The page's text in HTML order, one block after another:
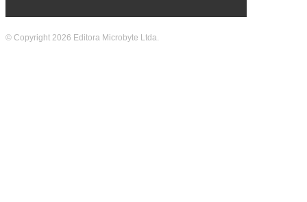
© Copyright 2026 Editora Microbyte Ltda.